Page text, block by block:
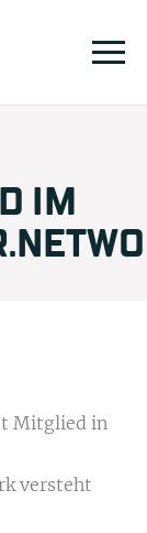
IM
Mitglied in
versteht